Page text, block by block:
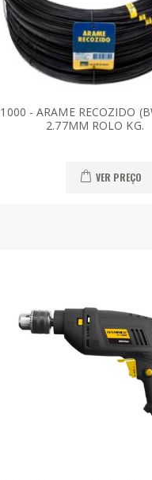
1000 - ARAME RECOZIDO
2.77MM ROLO KG.
VER PREÇO